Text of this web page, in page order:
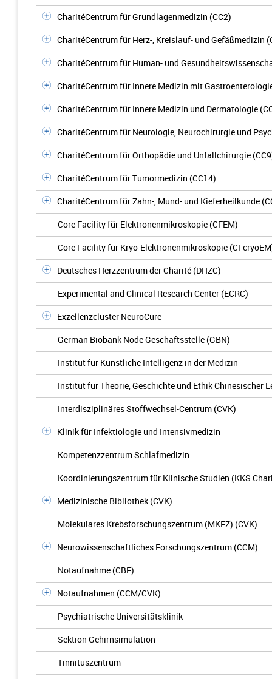
CharitéCentrum für Grundlagenmedizin (CC2)
CharitéCentrum für Herz-, Kreislauf- und Gefäßmedizin
CharitéCentrum für Human- und
CharitéCentrum für Innere Medizin mit
CharitéCentrum für Innere Medizin und Dermatologie
CharitéCentrum für Neurologie, Neurochirurgie und
CharitéCentrum für Orthopädie und Unfallchirurgie
CharitéCentrum für Tumormedizin (CC14)
CharitéCentrum für Zahn-, Mund- und Kieferheilkunde
Core Facility für Elektronenmikroskopie (CFEM)
Core Facility für Kryo-Elektronenmikroskopie
Deutsches Herzzentrum der Charité (DHZC)
Experimental and Clinical Research Center (ECRC)
Exzellenzcluster NeuroCure
German Biobank Node Geschäftsstelle (GBN)
Institut für Künstliche Intelligenz in der Medizin
Institut für Theorie, Geschichte und Ethik Chinesischer
Interdisziplinäres Stoffwechsel-Centrum (CVK)
Klinik für Infektiologie und Intensivmedizin
Kompetenzzentrum Schlafmedizin
Koordinierungszentrum für Klinische Studien (KKS
Medizinische Bibliothek (CVK)
Molekulares Krebsforschungszentrum (MKFZ) (CVK)
Neurowissenschaftliches Forschungszentrum (CCM)
Notaufnahme (CBF)
Notaufnahmen (CCM/CVK)
Psychiatrische Universitätsklinik
Sektion Gehirnsimulation
Tinnituszentrum